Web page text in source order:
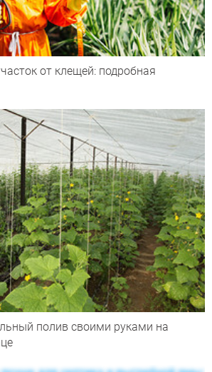
от клещей: подробная
полив своими руками на